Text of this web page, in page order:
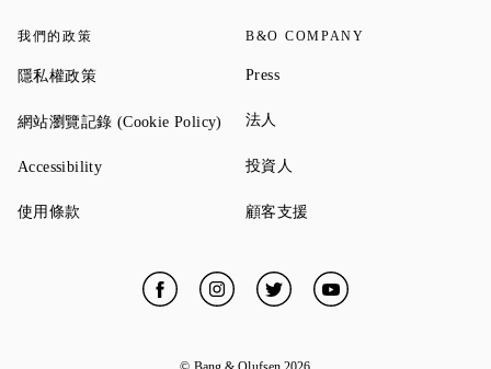
我們的政策
隱私權政策Link Opens in New Tab
網站瀏覽記錄 (Cookie Policy) Link Opens in New Tab
AccessibilityLink Opens in New Tab
使用條款
B&O COMPANY
PressLink Opens in New Tab
法人
投資人
顧客支援
FacebookLink Opens in New Tab
InstagramLink Opens in New Tab
TwitterLink Opens in New Tab
YouTubeLink Opens in New